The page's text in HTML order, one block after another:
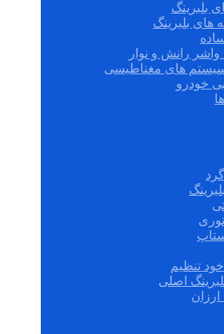
بلبرینگ
های بلبرینگ
رانش و نوار
سیستم های مغناطیسی
خودرو
تنظیم
اصلی
ارزان